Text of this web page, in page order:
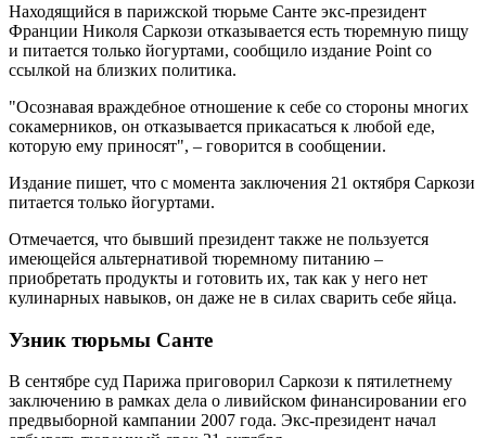
Находящийся в парижской тюрьме Санте экс-президент
Франции Николя Саркози отказывается есть тюремную пищу
и питается только йогуртами, сообщило издание Point со
ссылкой на близких политика.
"Осознавая враждебное отношение к себе со стороны многих
сокамерников, он отказывается прикасаться к любой еде,
которую ему приносят", – говорится в сообщении.
Издание пишет, что с момента заключения 21 октября Саркози
питается только йогуртами.
Отмечается, что бывший президент также не пользуется
имеющейся альтернативой тюремному питанию –
приобретать продукты и готовить их, так как у него нет
кулинарных навыков, он даже не в силах сварить себе яйца.
Узник тюрьмы Санте
В сентябре суд Парижа приговорил Саркози к пятилетнему
заключению в рамках дела о ливийском финансировании его
предвыборной кампании 2007 года. Экс-президент начал